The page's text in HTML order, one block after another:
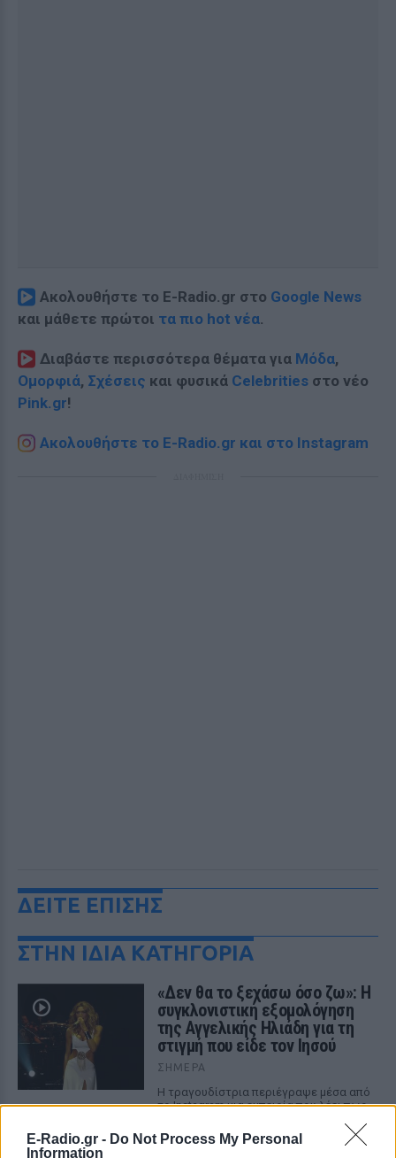
E-Radio.gr - Do Not Process My Personal
Information
Ακολουθήστε το E-Radio.gr στο Google News
και μάθετε πρώτοι τα πιο hot νέα.
Διαβάστε περισσότερα θέματα για Μόδα,
Ομορφιά, Σχέσεις και φυσικά Celebrities στο νέο
Pink.gr!
Ακολουθήστε το E-Radio.gr και στο Instagram
ΔΕΙΤΕ ΕΠΙΣΗΣ
ΣΤΗΝ ΙΔΙΑ ΚΑΤΗΓΟΡΙΑ
«Δεν θα το ξεχάσω όσο ζω»: Η
συγκλονιστική εξομολόγηση
της Αγγελικής Ηλιάδη για τη
στιγμή που είδε τον Ιησού
ΣΉΜΕΡΑ
Η τραγουδίστρια περιέγραψε μέσα από
το Instagram μια εμπειρία που λέει πως
νοσοκομείο της Αρτας.